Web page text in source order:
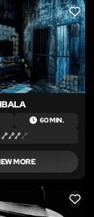
LIKE
60 MIN.
MORE
LIKE